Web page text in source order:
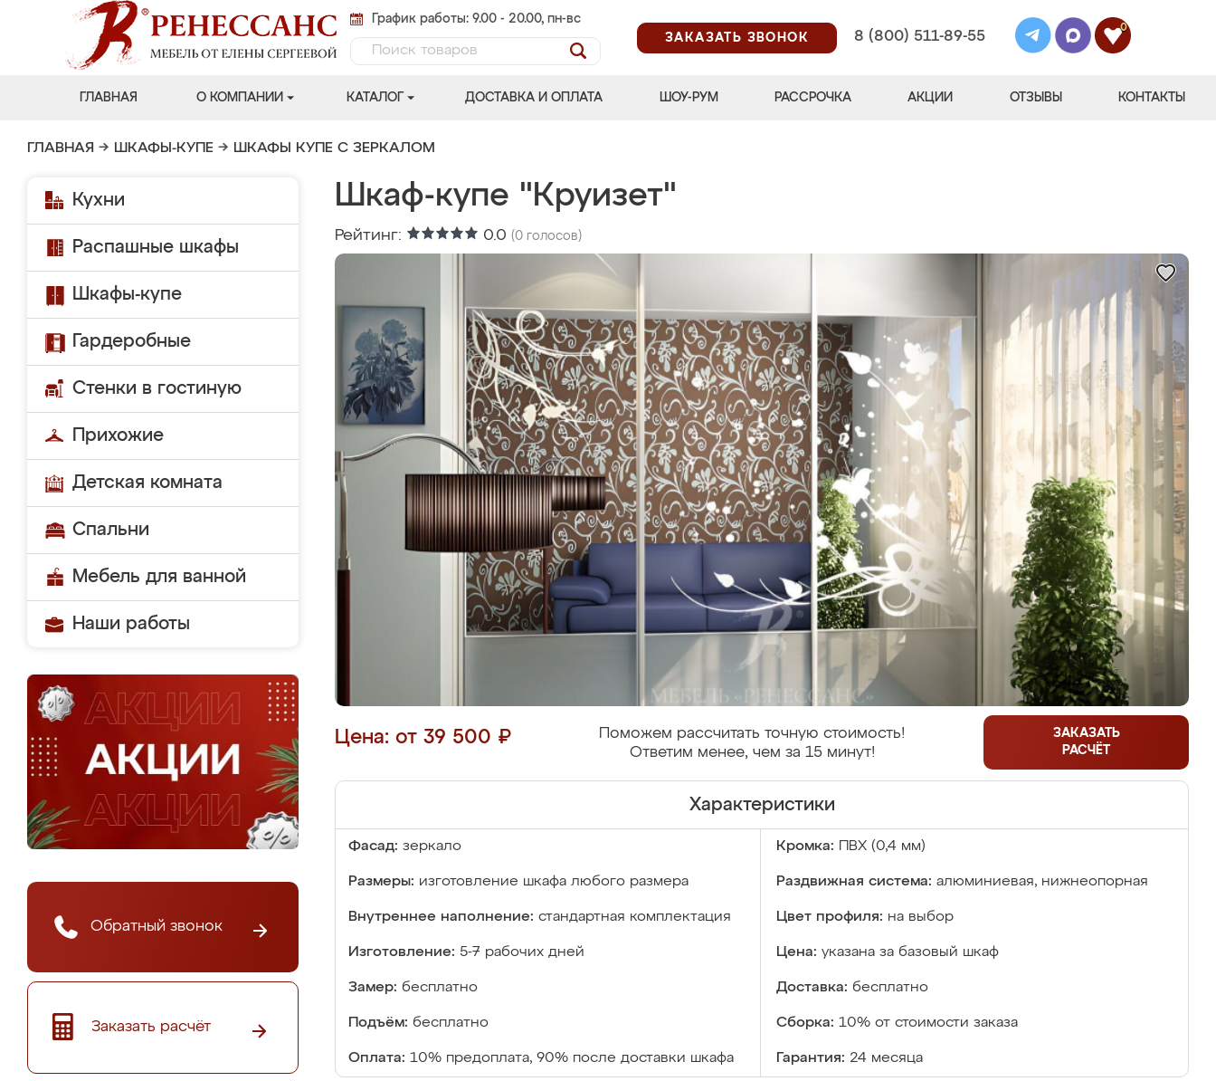
График работы: 9.00 - 20.00, пн-вс
ЗАКАЗАТЬ ЗВОНОК
8 (800) 511-89-55
0
ГЛАВНАЯ О КОМПАНИИ КАТАЛОГ ДОСТАВКА И ОПЛАТА ШОУ-РУМ РАССРОЧКА АКЦИИ ОТЗЫВЫ КОНТАКТЫ
ГЛАВНАЯ → ШКАФЫ-КУПЕ → ШКАФЫ КУПЕ С ЗЕРКАЛОМ
Кухни
Распашные шкафы
Шкафы-купе
Гардеробные
Стенки в гостиную
Прихожие
Детская комната
Спальни
Мебель для ванной
Наши работы
Обратный звонок
Заказать расчёт
Шкаф-купе "Круизет"
Рейтинг: 0.0 (0 голосов)
Цена: от 39 500 ₽
Поможем рассчитать точную стоимость!
Ответим менее, чем за 15 минут!
ЗАКАЗАТЬ
РАСЧЁТ
Характеристики
Фасад: зеркало Кромка: ПВХ (0,4 мм)
Размеры: изготовление шкафа любого размера Раздвижная система: алюминиевая, нижнеопорная
Внутреннее наполнение: стандартная комплектация Цвет профиля: на выбор
Изготовление: 5-7 рабочих дней Цена: указана за базовый шкаф
Замер: бесплатно Доставка: бесплатно
Подъём: бесплатно Сборка: 10% от стоимости заказа
Оплата: 10% предоплата, 90% после доставки шкафа Гарантия: 24 месяца